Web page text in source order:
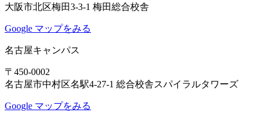
大阪市北区梅田3-3-1 梅田総合校舎
Google マップをみる
名古屋キャンパス
〒450-0002
名古屋市中村区名駅4-27-1 総合校舎スパイラルタワーズ
Google マップをみる